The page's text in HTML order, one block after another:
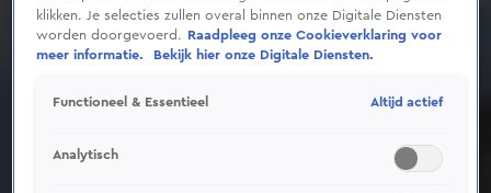
klikken. Je selecties zullen overal binnen onze Digitale Diensten
worden doorgevoerd.
Raadpleeg onze Cookieverklaring voor
meer informatie.
Bekijk hier onze Digitale Diensten.
Functioneel & Essentieel Altijd actief
Analytisch